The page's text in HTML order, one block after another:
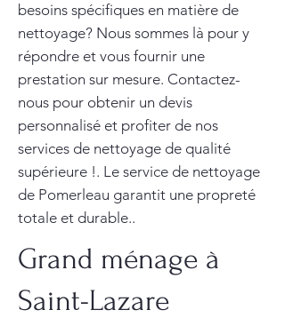
besoins spécifiques en matière de
nettoyage? Nous sommes là pour y
répondre et vous fournir une
prestation sur mesure. Contactez-
nous pour obtenir un devis
personnalisé et profiter de nos
services de nettoyage de qualité
supérieure !. Le service de nettoyage
de Pomerleau garantit une propreté
totale et durable..
Grand ménage à
Saint-Lazare